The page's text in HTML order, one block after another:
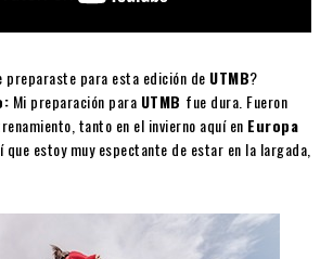
preparaste para esta edición de UTMB?
Mi preparación para UTMB fue dura. Fueron
tanto en el invierno aquí en Europa
que estoy muy espectante de estar en la largada,